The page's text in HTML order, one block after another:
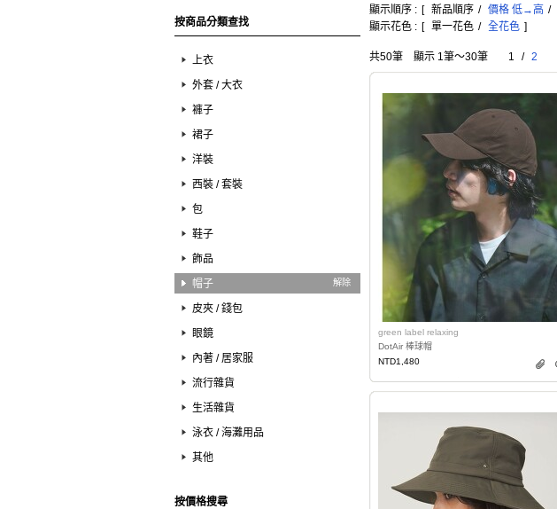
按商品分類查找
上衣
外套 / 大衣
褲子
裙子
洋裝
西裝 / 套裝
包
鞋子
飾品
帽子
解除
皮夾 / 錢包
眼鏡
內著 / 居家服
流行雜貨
生活雜貨
泳衣 / 海灘用品
其他
按價格搜尋
顯示順序 : [ 新品順序 / 價格 低→高 /
顯示花色 : [ 單一花色 / 全花色 ]
共50筆 顯示 1筆〜30筆 1 / 2
green label relaxing
DotAir 棒球帽
NTD1,480